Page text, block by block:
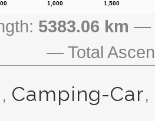
1,000 1,500
5383.06 km
Total
, Camping-Car,